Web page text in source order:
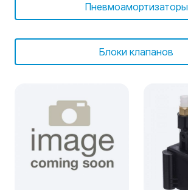
Пневмоамортизаторы
Блоки клапанов